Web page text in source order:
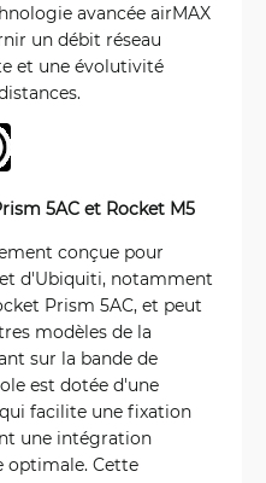
avancée airMAX
un débit réseau
et une évolutivité
5AC et Rocket M5
conçue pour
d'Ubiquiti, notamment
Prism 5AC, et peut
modèles de la
sur la bande de
est dotée d'une
facilite une fixation
une intégration
optimale. Cette